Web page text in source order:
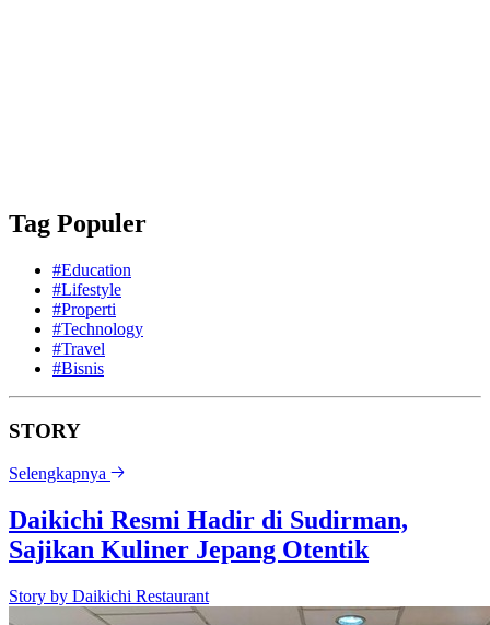
Tag Populer
#Education
#Lifestyle
#Properti
#Technology
#Travel
#Bisnis
STORY
Selengkapnya
Daikichi Resmi Hadir di Sudirman,
Sajikan Kuliner Jepang Otentik
Story by Daikichi Restaurant